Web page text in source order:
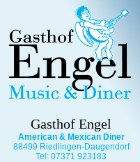
Gasthof Engel
American & Mexican Diner
88499 Riedlingen-Daugendorf
Tel: 07371 923183